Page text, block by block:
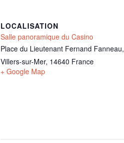
LOCALISATION
Salle panoramique du Casino
Place du Lieutenant Fernand Fanneau,
Villers-sur-Mer, 14640 France
+ Google Map